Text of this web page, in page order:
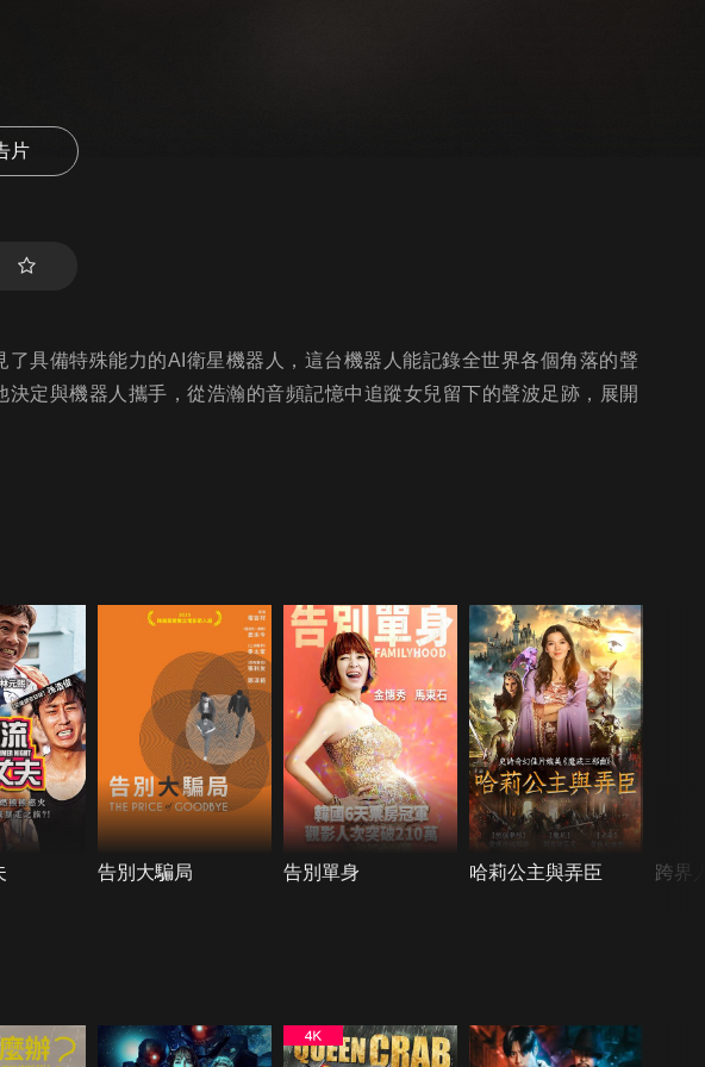
片
具備特殊能力的AI衛星機器人，這台機器人能記錄全世界各個角落的聲
定與機器人攜手，從浩瀚的音頻記憶中追蹤女兒留下的聲波足跡，展開
告別大騙局 告別單身 哈莉公主與弄臣 跨界